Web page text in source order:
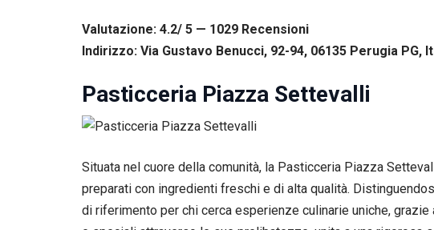
Valutazione: 4.2/ 5 — 1029 Recensioni
Indirizzo: Via Gustavo Benucci, 92-94, 06135 Perugia PG,
Pasticceria Piazza Settevalli
Situata nel cuore della comunità, la Pasticceria Piazza
preparati con ingredienti freschi e di alta qualità.
di riferimento per chi cerca esperienze culinarie uniche,
una migliore
la tua visita.
funzioni del